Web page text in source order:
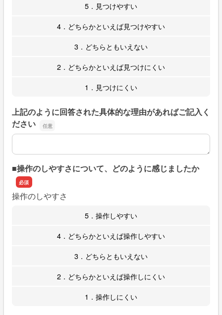
5．見つけやすい
4．どちらかといえば見つけやすい
3．どちらともいえない
2．どちらかといえば見つけにくい
1．見つけにくい
上記のように回答された具体的な理由があればご記入く
ださい
上記のように回答された具体的な理由があればご記入くだ
■操作のしやすさについて、どのように感じましたか
操作のしやすさ
5．操作しやすい
4．どちらかといえば操作しやすい
3．どちらともいえない
2．どちらかといえば操作しにくい
1．操作しにくい